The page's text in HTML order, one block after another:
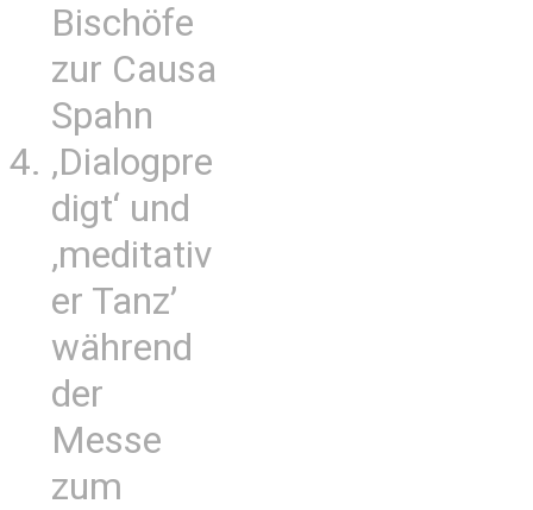
Bischöfe
zur Causa
Spahn
‚Dialogpre
digt‘ und
‚meditativ
er Tanz’
während
der
Messe
zum